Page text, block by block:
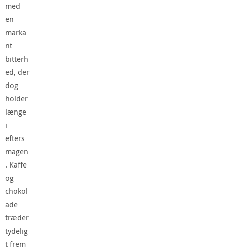
med
en
marka
nt
bitterh
ed, der
dog
holder
længe
i
efters
magen
. Kaffe
og
chokol
ade
træder
tydelig
t frem